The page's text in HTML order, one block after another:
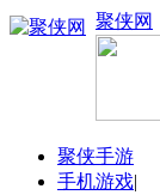
聚侠网
聚侠手游
手机游戏|